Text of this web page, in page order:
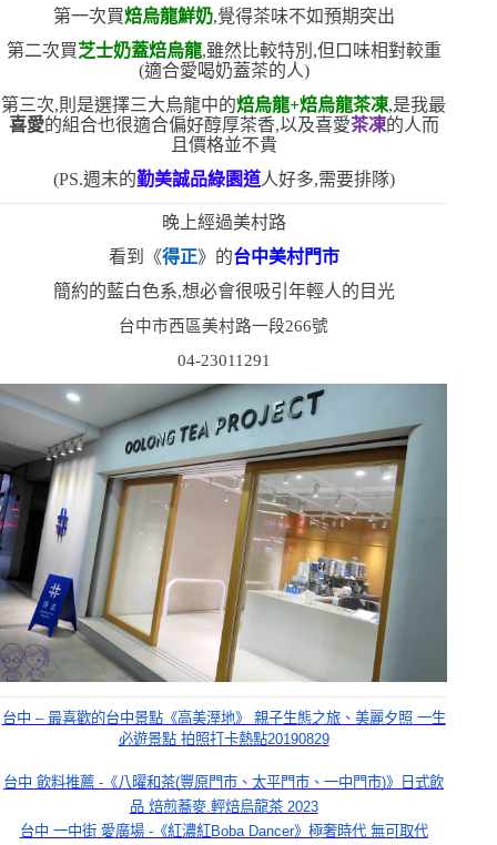
第一次買焙烏龍鮮奶,覺得茶味不如預期突出
第二次買芝士奶蓋焙烏龍,雖然比較特別,但口味相對較重
(適合愛喝奶蓋茶的人)
第三次,則是選擇三大烏龍中的焙烏龍+焙烏龍茶凍,是我最
喜愛的組合也很適合偏好醇厚茶香,以及喜愛茶凍的人而
且價格並不貴
(PS.週末的勤美誠品綠園道人好多,需要排隊)
晚上經過美村路
看到《得正》的台中美村門市
簡約的藍白色系,想必會很吸引年輕人的目光
台中市西區美村路一段266號
04-23011291
台中 – 最喜歡的台中景點《高美溼地》 親子生態之旅、美麗夕照 一生
必遊景點 拍照打卡熱點20190829
台中 飲料推薦 -《八曜和茶(豐原門市、太平門市、一中門市)》日式飲
品 焙煎蕎麥.輕焙烏龍茶 2023
台中 一中街 愛廣場 -《紅濃紅Boba Dancer》極奢時代 無可取代